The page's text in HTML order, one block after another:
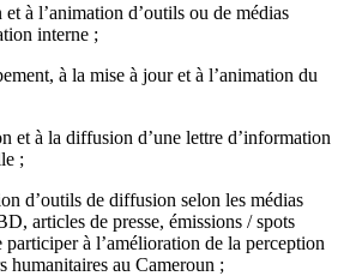
à l’animation d’outils ou de médias
interne ;
à la mise à jour et à l’animation du
à la diffusion d’une lettre d’information
;
d’outils de diffusion selon les médias
articles de presse, émissions / spots
participer à l’amélioration de la perception
humanitaires au Cameroun ;